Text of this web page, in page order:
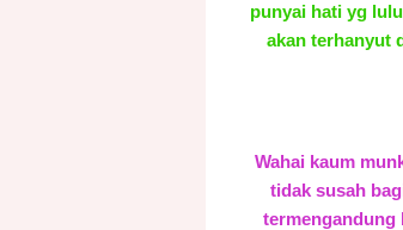
punyai hati yg
akan terhanyut
Wahai kaum
tidak susah
termengandung